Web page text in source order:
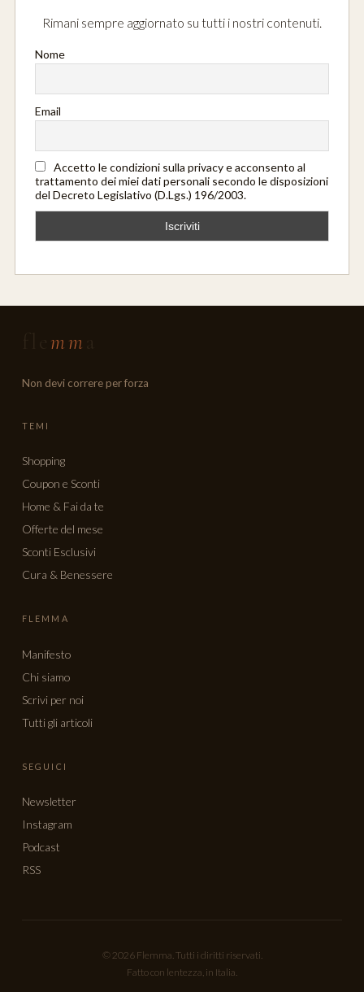
Rimani sempre aggiornato su tutti i nostri contenuti.
Nome
Email
Accetto le condizioni sulla privacy e acconsento al
trattamento dei miei dati personali secondo le disposizioni
del Decreto Legislativo (D.Lgs.) 196/2003.
flemm
Non devi correre per forza
TEMI
Shopping
Coupon e Sconti
Home & Fai da te
Offerte del mese
Sconti Esclusivi
Cura & Benessere
FLEMMA
Manifesto
Chi siamo
Scrivi per noi
Tutti gli articoli
SEGUICI
Newsletter
Instagram
Podcast
RSS
© 2026 Flemma. Tutti i diritti riservati.
Fatto con lentezza, in Italia.